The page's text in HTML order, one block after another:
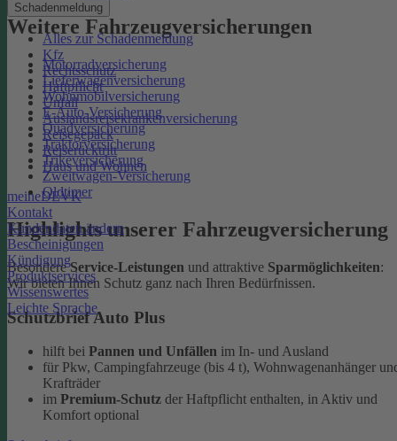
Schadenmeldung
Alles zur Schadenmeldung
Kfz
Rechtsschutz
Haftpflicht
Unfall
Auslandsreisekrankenversicherung
Reisegepäck
Reiserücktritt
Haus und Wohnen
meineDEVK
Kontakt
Kundendaten ändern
Bescheinigungen
Kündigung
Produktservices
Wissenswertes
Leichte Sprache
Weitere Fahrzeugversicherungen
Motorradversicherung
Lieferwagenversicherung
Wohnmobilversicherung
E-Auto-Versicherung
Quadversicherung
Traktorversicherung
Trikeversicherung
Zweitwagen-Versicherung
Oldtimer
Highlights unserer Fahrzeugversicherung
BesondereService-Leistungen und attraktive Sparmöglichkeiten:
Wir bieten Ihnen Schutz ganz nach Ihren Bedürfnissen.
Schutzbrief Auto Plus
hilft bei Pannen und Unfällen im In- und Ausland
für Pkw, Campingfahrzeuge (bis 4 t), Wohnwagenanhänger
Krafträder
im Premium-Schutz der Haftpflicht enthalten, in Aktiv und
Komfort optional